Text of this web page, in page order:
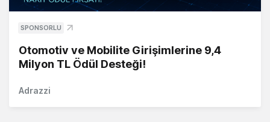
SPONSORLU
Otomotiv ve Mobilite Girişimlerine 9,4
Milyon TL Ödül Desteği!
Adrazzi